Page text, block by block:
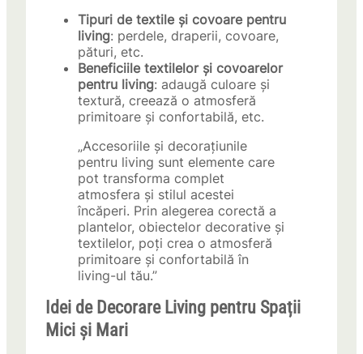
Tipuri de textile și covoare pentru
living: perdele, draperii, covoare,
pături, etc.
Beneficiile textilelor și covoarelor
pentru living: adaugă culoare și
textură, creează o atmosferă
primitoare și confortabilă, etc.
„Accesoriile și decorațiunile
pentru living sunt elemente care
pot transforma complet
atmosfera și stilul acestei
încăperi. Prin alegerea corectă a
plantelor, obiectelor decorative și
textilelor, poți crea o atmosferă
primitoare și confortabilă în
living-ul tău.”
Idei de Decorare Living pentru Spații
Mici și Mari